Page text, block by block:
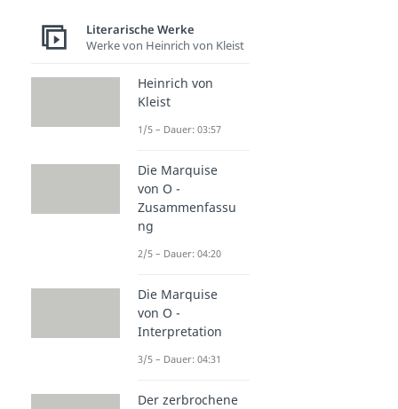
Literarische Werke
Werke von Heinrich von Kleist
Heinrich von
Kleist
1/5 – Dauer: 03:57
Die Marquise
von O -
Zusammenfassu
ng
2/5 – Dauer: 04:20
Die Marquise
von O -
Interpretation
3/5 – Dauer: 04:31
Der zerbrochene